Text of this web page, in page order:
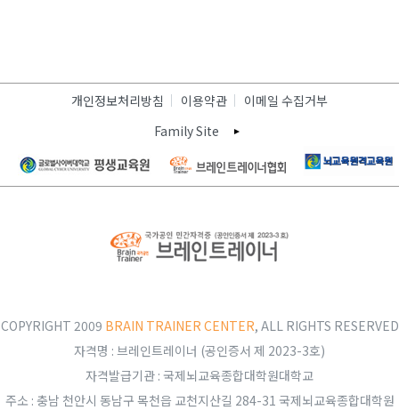
개인정보처리방침 이용약관
이메일 수집거부
Family Site
COPYRIGHT 2009 BRAIN TRAINER CENTER, ALL RIGHTS RESERVED
자격명 : 브레인트레이너 (공인증서 제 2023-3호)
자격발급기관 : 국제뇌교육종합대학원대학교
주소 : 충남 천안시 동남구 목천읍 교천지산길 284-31 국제뇌교육종합대학원